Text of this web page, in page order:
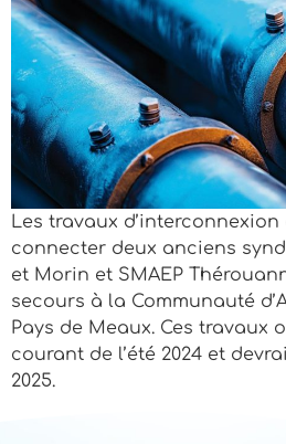
Les travaux
connecter deux anciens
et Morin et SMAEP
secours à la Communauté
Pays de Meaux. Ces travaux
courant de l’été 2024 et
2025.